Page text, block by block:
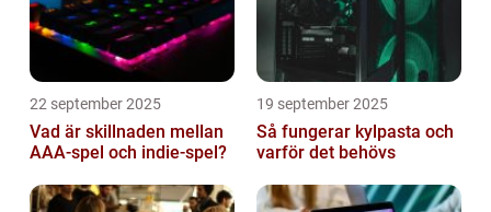
22 september 2025
Vad är skillnaden mellan
AAA-spel och indie-spel?
19 september 2025
Så fungerar kylpasta och
varför det behövs